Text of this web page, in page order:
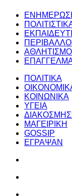
ΠΟΛΙΤΙΚΑ
ΚΟΙΝΩΝΙΚΑ
ΥΓΕΙΑ
ΜΑΓΕΙΡΙΚΗ
GOSSIP
ΕΓΡΑΨΑΝ